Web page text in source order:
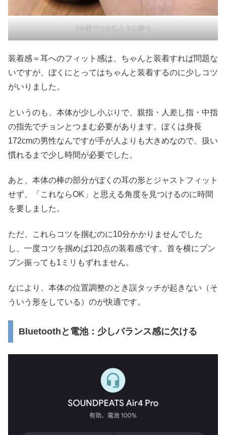
3本指でつまむように持つ
装着感＝耳へのフィット感は、ちゃんと装着すれば問題な
いですが、ぼくにとってはちゃんと装着するのに少しコツ
がいりました。
というのも、本体が少し小ぶりで、親指・人差し指・中指
の指先でチョンとつまむ必要があります。ぼくは身長
172cmの男性なんですが手が人よりも大きめなので、扱い
慣れるまで少し時間が必要でした。
あと、本体の棒の部分がぼくの耳の形とジャストフィット
せず、「これならOK」と思える角度を見つけるのに時間
を要しました。
ただ、これらコツを掴むのに10分かかりませんでした
し、一度コツを掴めば120点の装着感です。首を横にブン
ブン振っても1ミリもずれません。
なにより、本体の位置調整のとき誤タッチが起きない（そ
ういう形をしている）のが快適です。
Bluetoothと電池：少しバランス感に欠ける